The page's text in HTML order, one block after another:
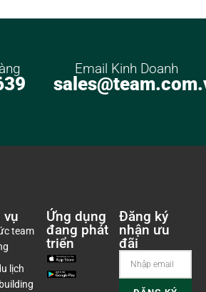
Email Kinh Doanh
vụ
team
lịch
Ứng dụng
đang phát
triển
Đăng ký
nhận ưu
đãi